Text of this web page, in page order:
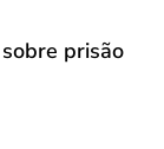
prisão